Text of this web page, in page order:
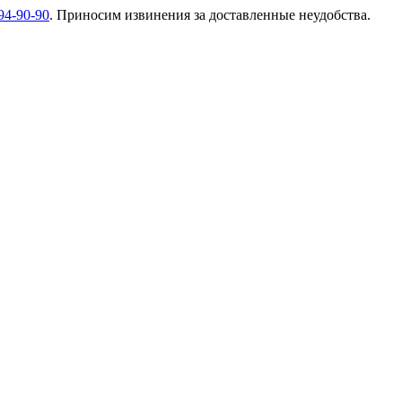
90-90. Приносим извинения за доставленные неудобства.